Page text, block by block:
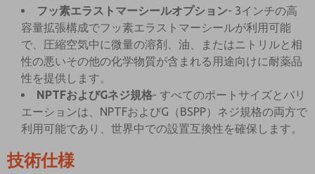
フッ素エラストマーシールオプション- 3インチの高
容量拡張構成でフッ素エラストマーシールが利用可能
で、圧縮空気中に微量の溶剤、油、またはニトリルと相
性の悪いその他の化学物質が含まれる用途向けに耐薬品
性を提供します。
NPTFおよびGネジ規格- すべてのポートサイズとバリ
エーションは、NPTFおよびG（BSPP）ネジ規格の両方で
利用可能であり、世界中での設置互換性を確保します。
技術仕様